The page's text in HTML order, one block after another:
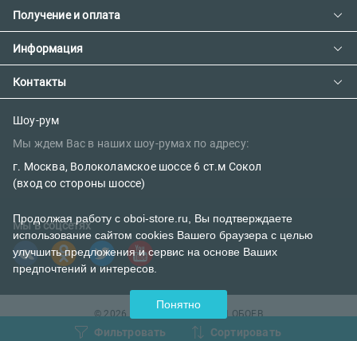
Фильтровать Сортировать
Контакты
О компании
Сотрудничество
Наш блог
Получение и оплата
Доставка и оплата
Предзаказ товара с фабрики
Информация
Как сделать заказ
Политика конфиденциальности
Правила поклейки обоев
Контакты
E-mail:
sales@oboi-store.ru
Телефоны:
8 (800) 302-39-84 (бесплатно)
Шоу-рум
Мы ждем Вас в наших шоу-румах по адресу:
г. Москва, Волоколамское шоссе 6 ст.м Сокол
(вход со стороны шоссе)
Мы в соцсетях
© 2026 ИНТЕРНЕТ-МАГАЗИН ОБОЕВ
OBOI-STORE.RU
Продолжая работу с oboi-store.ru, Вы подтверждаете
использование сайтом cookies Вашего браузера с целью
улучшить предложения и сервис на основе Ваших
предпочтений и интересов.
Понятно